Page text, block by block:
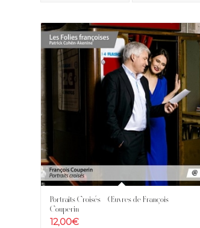
Portraits Croisés – Œuvres de François
Couperin
12,00€